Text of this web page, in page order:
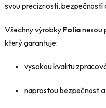
svou precizností,
Všechny výrobky Folianesou
který garantuje:
vysokou kvalitu
naprostou bezpečnost